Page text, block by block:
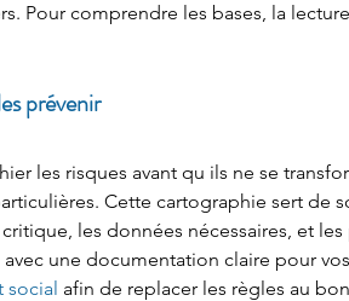
Pour comprendre les bases, la
prévenir
les risques avant qu ils ne se
Cette cartographie sert de
les données nécessaires, et
une documentation claire pour
social afin de replacer les règles au